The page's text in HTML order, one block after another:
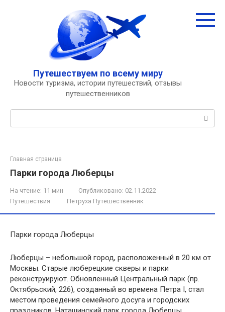
Путешествуем по всему миру
Новости туризма, истории путешествий, отзывы
путешественников
Главная страница
Парки города Люберцы
На чтение: 11 мин Опубликовано: 02.11.2022
Путешествия
Петруха Путешественник
Парки города Люберцы
Люберцы – небольшой город, расположенный в 20 км от
Москвы. Старые люберецкие скверы и парки
реконструируют. Обновленный Центральный парк (пр.
Октябрьский, 226), созданный во времена Петра I, стал
местом проведения семейного досуга и городских